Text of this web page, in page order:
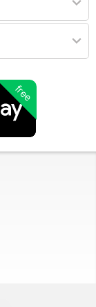
free